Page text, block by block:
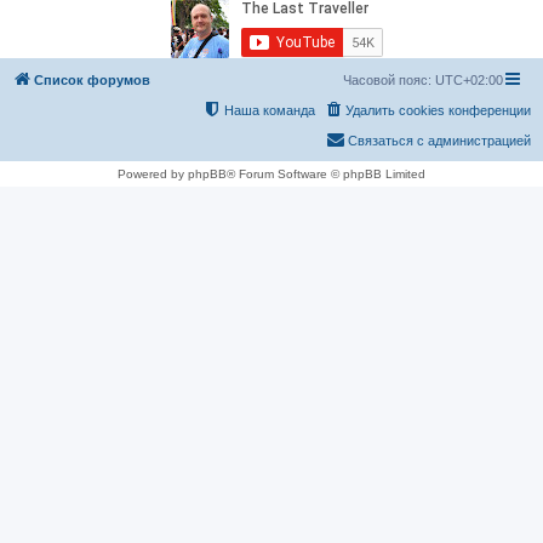
Список форумов Часовой пояс: UTC+02:00
Удалить cookies конференции
Наша команда
Связаться с администрацией
Powered by phpBB® Forum Software © phpBB Limited